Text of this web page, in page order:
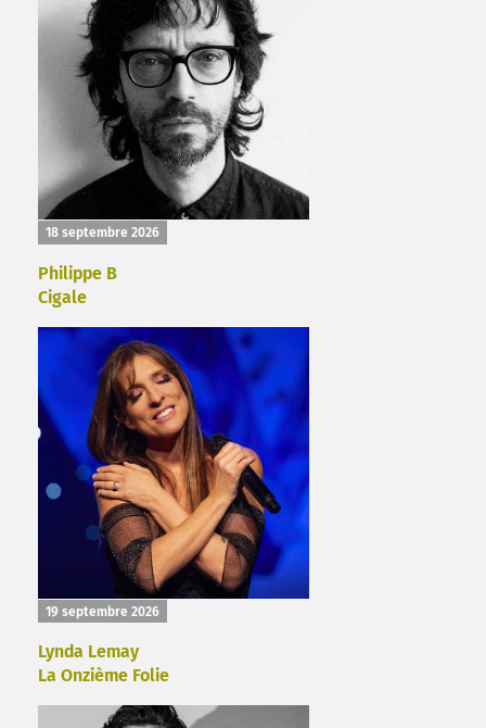
18 septembre 2026
Philippe B
Cigale
19 septembre 2026
Lynda Lemay
La Onzième Folie